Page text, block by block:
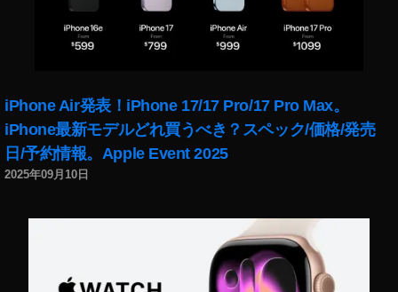
iPhone Air発表！iPhone 17/17 Pro/17 Pro Max。
iPhone最新モデルどれ買うべき？スペック/価格/発売
日/予約情報。Apple Event 2025
2025年09月10日